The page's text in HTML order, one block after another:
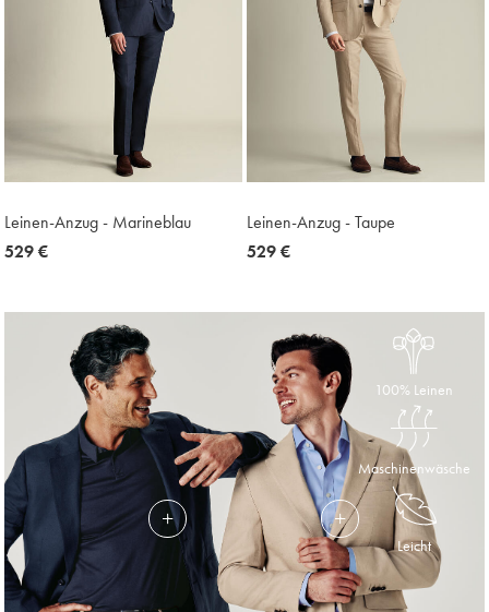
Leinen-Anzug - Marineblau
now
529 €
Leinen-Anzug - Taupe
now
529 €
100% Leinen
Maschinenwäsche
Leicht